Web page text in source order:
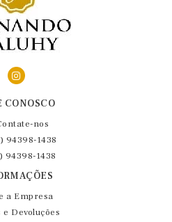
CONOSCO
nos
94398-1438
94398-1438
a Empresa
e Devoluções